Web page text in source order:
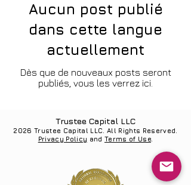
Aucun post publié
dans cette langue
actuellement
Dès que de nouveaux posts seront
publiés, vous les verrez ici.
Trustee Capital LLC
2026 Trustee Capital LLC. All Rights Reserved.
Privacy Policy and Terms of Use.